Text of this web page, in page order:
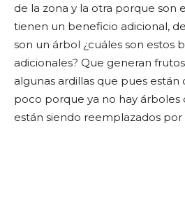
de la zona y la otra porque son
tienen un beneficio adicional,
son un árbol ¿cuáles son estos
adicionales? Que generan
algunas ardillas que pues
poco porque ya no hay
están siendo reemplazados por